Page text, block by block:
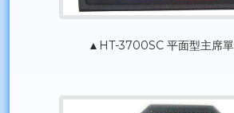
▲HT-3700SC 平面型主席